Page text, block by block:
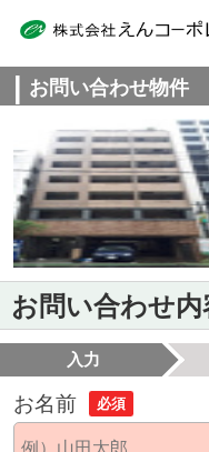
お問い合わせ物件
お問い合わせ内
入力
お名前 必須